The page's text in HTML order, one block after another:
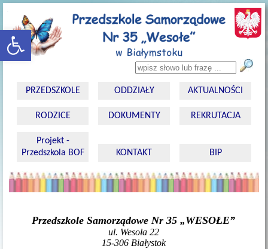
rozwiń/zwiń panel
Wyszukiwarka
PRZEDSZKOLE ODDZIAŁY AKTUALNOŚCI
RODZICE DOKUMENTY REKRUTACJA
Projekt -
Przedszkola BOF
KONTAKT BIP
Przedszkole Samorządowe Nr 35 „WESOŁE”
ul. Wesoła 22
15-306 Białystok